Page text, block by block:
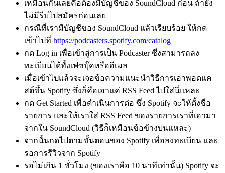
เหมือนกันเลยคือต้องมีบัญชีของ SoundCloud ก่อน ถ้ายัง
ไม่มีรีบไปสมัครก่อนเลย
กรณีที่เรามีบัญชีของ SoundCloud แล้วเรียบร้อย ให้กด
เข้าไปที่ https://podcasters.spotify.com/catalog
กด Log in เพื่อเข้าสู่การเป็น Podcaster ซึ่งสามารถลง
ทะเบียนได้ทั้งเฟซบุ๊คหรืออีเมล
เมื่อเข้าไปแล้วจะเจอข้อความแนะนำวิธีการเอาพอดแค
สต์ขึ้น Spotify ซึ่งก็คือเอาแค่ RSS Feed ไปใส่นี่แหละ
กด Get Started เพื่อดำเนินการต่อ ซึ่ง Spotify จะให้ตั้งชื่อ
รายการ และให้เราใส่ RSS Feed ของรายการเราที่เอามา
จากใน SoundCloud (วิธีก็เหมือนข้อข้างบนแหละ)
จากนั้นกดไปตามขั้นตอนของ Spotify เพื่อลงทะเบียน และ
รอการรีวิวจาก Spotify
รอไม่เกิน 1 ชั่วโมง (ของเราคือ 10 นาทีเท่านั้น) Spotify จะ